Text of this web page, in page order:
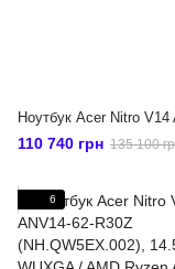
110 740 грн 135 100
6